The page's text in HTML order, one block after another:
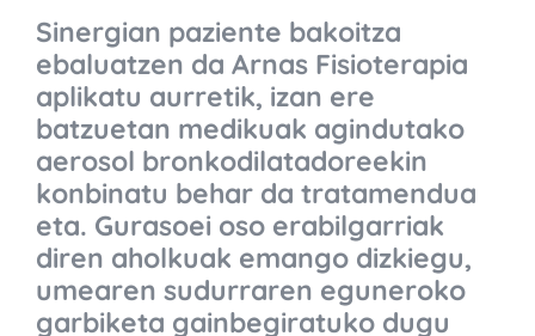
Sinergian paziente bakoitza
ebaluatzen da Arnas Fisioterapia
aplikatu aurretik, izan ere
batzuetan medikuak agindutako
aerosol bronkodilatadoreekin
konbinatu behar da tratamendua
eta. Gurasoei oso erabilgarriak
diren aholkuak emango dizkiegu,
umearen sudurraren eguneroko
garbiketa gainbegiratuko dugu